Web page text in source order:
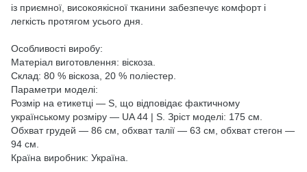
із приємної, високоякісної тканини забезпечує комфорт і
легкість протягом усього дня.
Особливості виробу:
Матеріал виготовлення: віскоза.
Склад: 80 % віскоза, 20 % поліестер.
Параметри моделі:
Розмір на етикетці — S, що відповідає фактичному
українському розміру — UA 44 | S. Зріст моделі: 175 см.
Обхват грудей — 86 см, обхват талії — 63 см, обхват стегон —
94 см.
Країна виробник: Україна.